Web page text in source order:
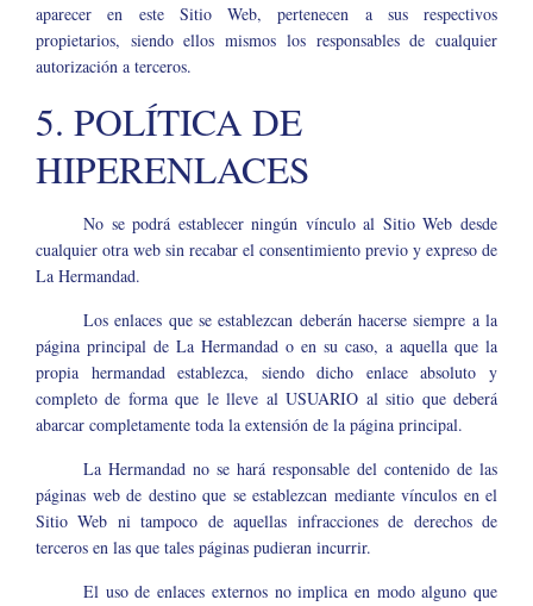
aparecer en este Sitio Web, pertenecen a sus respectivos
propietarios, siendo ellos mismos los responsables de cualquier
autorización a terceros.
5. POLÍTICA DE
HIPERENLACES
No se podrá establecer ningún vínculo al Sitio Web desde
cualquier otra web sin recabar el consentimiento previo y expreso de
La Hermandad.
Los enlaces que se establezcan deberán hacerse siempre a la
página principal de La Hermandad o en su caso, a aquella que la
propia hermandad establezca, siendo dicho enlace absoluto y
completo de forma que le lleve al USUARIO al sitio que deberá
abarcar completamente toda la extensión de la página principal.
La Hermandad no se hará responsable del contenido de las
páginas web de destino que se establezcan mediante vínculos en el
Sitio Web ni tampoco de aquellas infracciones de derechos de
terceros en las que tales páginas pudieran incurrir.
El uso de enlaces externos no implica en modo alguno que